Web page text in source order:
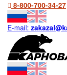
8-800-700-34-27
E-mail: